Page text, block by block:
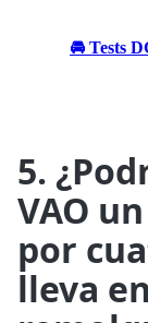
🚘 Tests
5.
VAO
por
lleva